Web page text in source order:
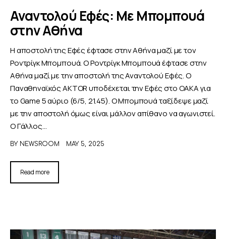
Αναντολού Εφές: Με Μπομπουά
στην Αθήνα
Η αποστολή της Εφές έφτασε στην Αθήνα μαζί με τον
Ροντρίγκ Μπομπουά. Ο Ροντρίγκ Μπομπουά έφτασε στην
Αθήνα μαζί με την αποστολή της Αναντολού Εφές. Ο
Παναθηναϊκός AKTOR υποδέχεται την Εφές στο ΟΑΚΑ για
το Game 5 αύριο (6/5, 21.45). Ο Μπομπουά ταξίδεψε μαζί
με την αποστολή όμως είναι μάλλον απίθανο να αγωνιστεί.
Ο Γάλλος…
BY NEWSROOM MAY 5, 2025
Read more